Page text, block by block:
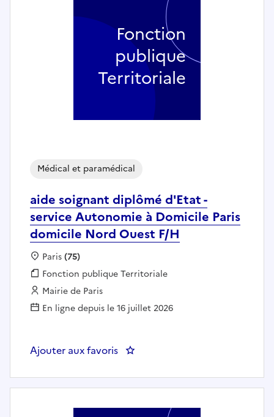
aide soignant diplômé d'Etat -
service Autonomie à Domicile Paris
domicile Nord Ouest F/H
Médical et paramédical
Localisation :
Paris(75)
Fonction publique :
Fonction publique Territoriale
Employeur :
Mairie de Paris
En ligne depuis le 16 juillet 2026
Ajouter aux favoris
Fonction
publique
Territoriale